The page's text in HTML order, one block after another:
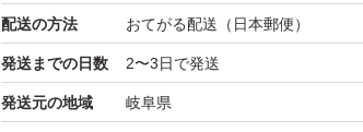
配送の方法 おてがる配送（日本郵便）
発送までの日数 2〜3日で発送
発送元の地域 岐阜県